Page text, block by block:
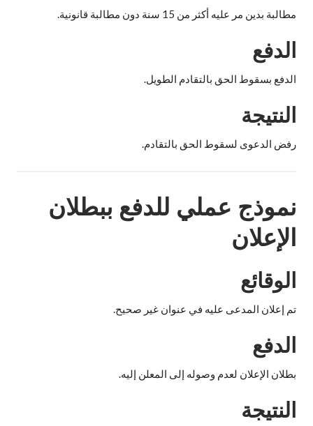
مطالبة بدين مر عليه أكثر من 15 سنة دون مطالبة قانونية.
الدفع
الدفع بسقوط الحق بالتقادم الطويل.
النتيجة
رفض الدعوى لسقوط الحق بالتقادم.
نموذج عملي للدفع ببطلان
الإعلان
الوقائع
تم إعلان المدعى عليه في عنوان غير صحيح.
الدفع
بطلان الإعلان لعدم وصوله إلى المعلن إليه.
النتيجة